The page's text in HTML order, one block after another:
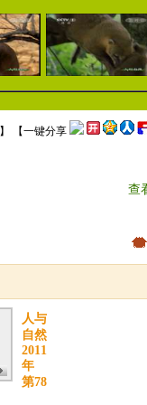
】 【一键分享
查
人与
自然
2011
年
第78